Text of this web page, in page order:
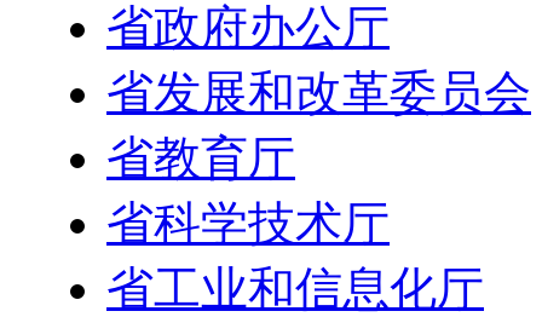
省政府办公厅
省发展和改革委员会
省教育厅
省科学技术厅
省工业和信息化厅